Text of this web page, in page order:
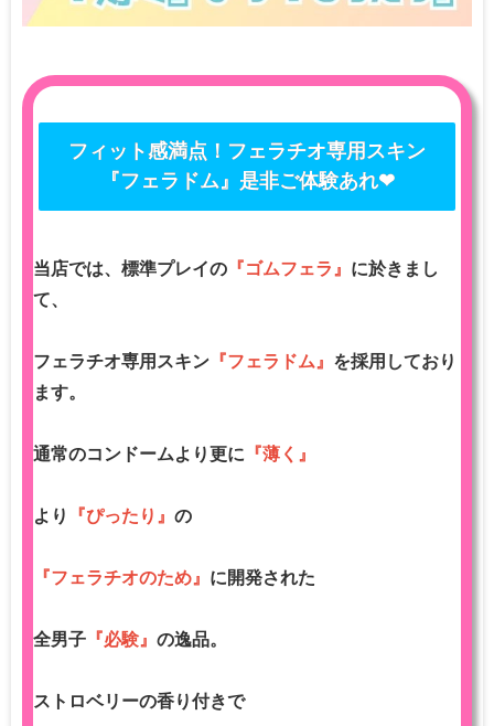
フィット感満点！フェラチオ専用スキン
『フェラドム』是非ご体験あれ❤
当店では、標準プレイの 『ゴムフェラ』 に於きまし
て、
フェラチオ専用スキン 『フェラドム』 を採用しており
ます。
通常のコンドームより更に 『薄く』
より 『ぴったり』 の
『フェラチオのため』 に開発された
全男子 『必験』 の逸品。
ストロベリーの香り付きで